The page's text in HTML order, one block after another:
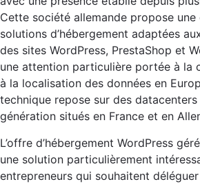
Cette société allemande propose
solutions d’hébergement adaptées
des sites WordPress, PrestaShop et
une attention particulière portée à la
à la localisation des données en
technique repose sur des
génération situés en France et en
L’offre d’hébergement WordPress
une solution particulièrement
entrepreneurs qui souhaitent